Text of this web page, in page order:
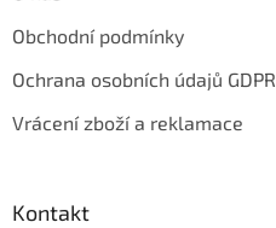
Obchodní podmínky
Ochrana osobních údajů GDPR
Vrácení zboží a reklamace
Kontakt